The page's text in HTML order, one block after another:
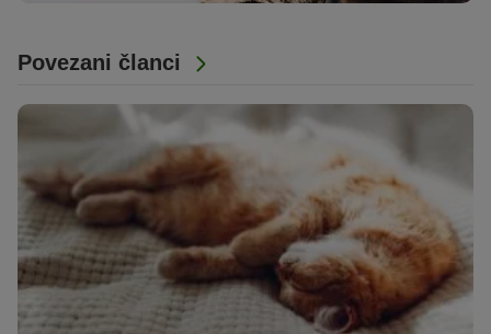
Povezani članci